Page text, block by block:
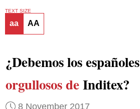
TEXT SIZE
aa AA
¿Debemos los españoles
orgullosos deInditex?
8 November 2017